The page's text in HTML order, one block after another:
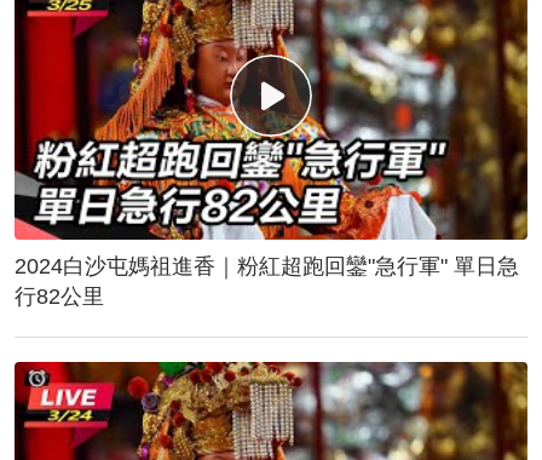
2024白沙屯媽祖進香｜粉紅超跑回鑾"急行軍" 單日急
行82公里